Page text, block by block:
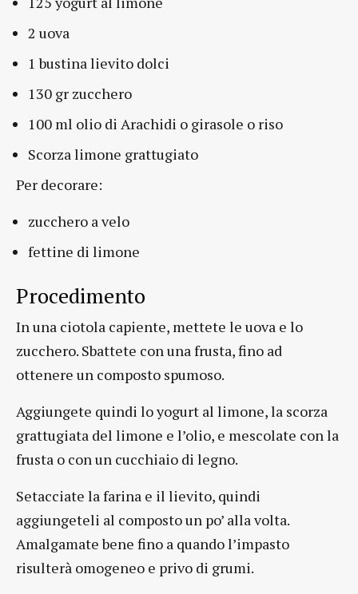
2 uova
1 bustina lievito dolci
130 gr zucchero
100 ml olio di Arachidi o girasole o riso
Scorza limone grattugiato
Per decorare:
zucchero a velo
fettine di limone
Procedimento
In una ciotola capiente, mettete le uova e lo
zucchero. Sbattete con una frusta, fino ad
ottenere un composto spumoso.
Aggiungete quindi lo yogurt al limone, la scorza
grattugiata del limone e l’olio, e mescolate con la
frusta o con un cucchiaio di legno.
Setacciate la farina e il lievito, quindi
aggiungeteli al composto un po’ alla volta.
Amalgamate bene fino a quando l’impasto
risulterà omogeneo e privo di grumi.